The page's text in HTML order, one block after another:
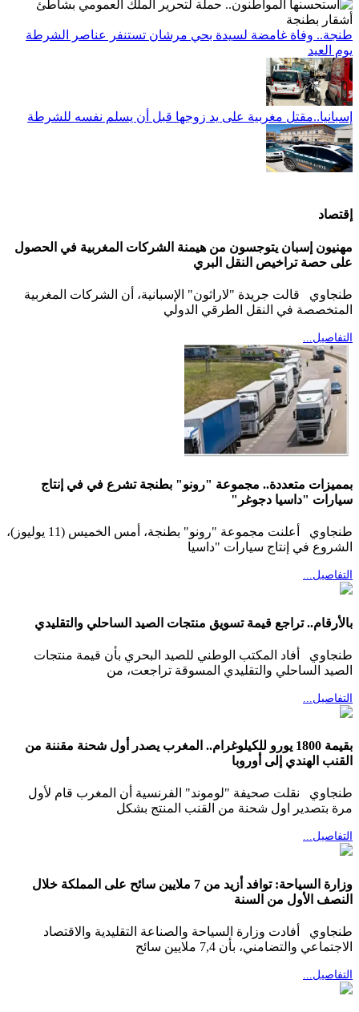
طنجة.. وفاة غامضة لسيدة بحي مرشان تستنفر عناصر الشرطة
يوم العيد
إسبانيا..مقتل مغربية على يد زوجها قبل أن يسلم نفسه للشرطة
إقتصاد
مهنيون إسبان يتوجسون من هيمنة الشركات المغربية في الحصول
على حصة تراخيص النقل البري
طنجاوي قالت جريدة "لاراثون" الإسبانية، أن الشركات المغربية
المتخصصة في النقل الطرقي الدولي
التفاصيل...
بمميزات متعددة.. مجموعة "رونو" بطنجة تشرع في في إنتاج
سيارات "داسيا دجوغر"
طنجاوي أعلنت مجموعة "رونو" بطنجة، أمس الخميس (11 يوليوز)،
الشروع في إنتاج سيارات "داسيا
التفاصيل...
بالأرقام.. تراجع قيمة تسويق منتجات الصيد الساحلي والتقليدي
طنجاوي أفاد المكتب الوطني للصيد البحري بأن قيمة منتجات
الصيد الساحلي والتقليدي المسوقة تراجعت، من
التفاصيل...
بقيمة 1800 يورو للكيلوغرام.. المغرب يصدر أول شحنة مقننة من
القنب الهندي إلى أوروبا
طنجاوي نقلت صحيفة "لوموند" الفرنسية أن المغرب قام لأول
مرة بتصدير اول شحنة من القنب المنتج بشكل
التفاصيل...
وزارة السياحة: توافد أزيد من 7 ملايين سائح على المملكة خلال
النصف الأول من السنة
طنجاوي أفادت وزارة السياحة والصناعة التقليدية والاقتصاد
الاجتماعي والتضامني، بأن 7,4 ملايين سائح
التفاصيل...